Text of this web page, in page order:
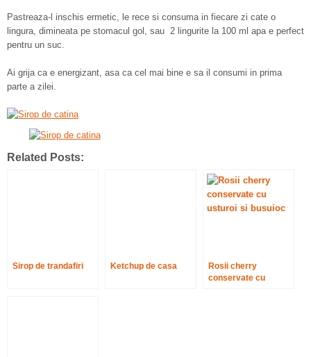
Pastreaza-l inschis ermetic, le rece si consuma in fiecare zi cate o
lingura, dimineata pe stomacul gol, sau 2 lingurite la 100 ml apa e perfect
pentru un suc.
Ai grija ca e energizant, asa ca cel mai bine e sa il consumi in prima
parte a zilei.
Related Posts:
Sirop de trandafiri Ketchup de casa
Rosii cherry
conservate cu